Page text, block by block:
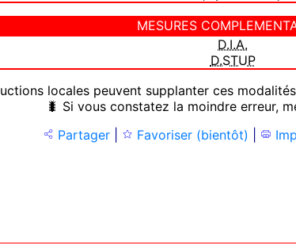
MESURES
D.I.A.
D.STUP
locales peuvent supplanter ces
🐛 Si vous constatez la moindre erreur,
Partager
Favoriser (bientôt)